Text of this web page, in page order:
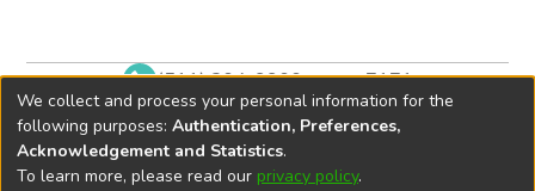
(511) 204-9900 anexo 7171
biblioteca@oefa.gob.pe
We collect and process your personal information for the
following purposes: Authentication, Preferences,
Acknowledgement and Statistics.
To learn more, please read our privacy policy.